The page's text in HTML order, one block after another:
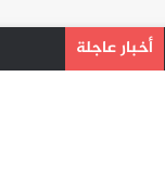
أخبار عاجلة